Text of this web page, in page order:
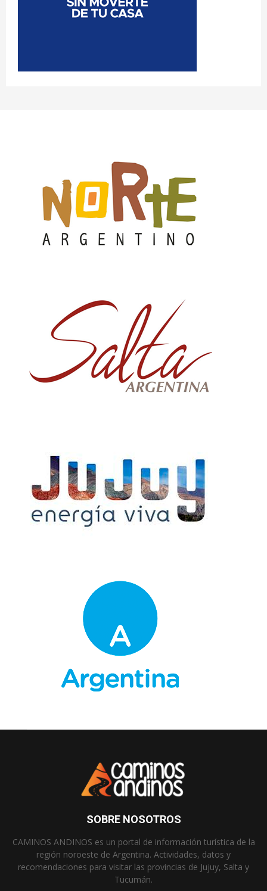
SOBRE NOSOTROS
CAMINOS ANDINOS es un portal de información turística de la
región noroeste de Argentina. Actividades, datos y
recomendaciones para visitar las provincias de Jujuy, Salta y
Tucumán.